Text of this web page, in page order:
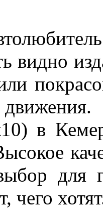
видно
в
для
чего